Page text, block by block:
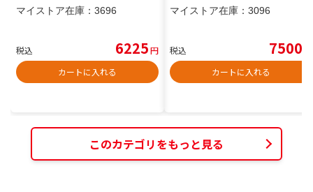
マイストア在庫： 3696
税込 6225円
カートに入れる
マイストア在庫： 3096
税込 7500
カートに入れる
このカテゴリをもっと見る